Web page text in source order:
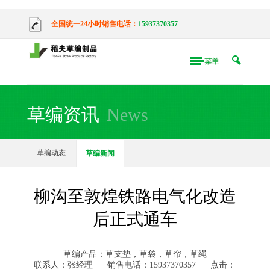
全国统一24小时销售电话： 15937370357
草编资讯 News
草编动态 草编新闻
柳沟至敦煌铁路电气化改造
后正式通车
草编产品：草支垫，草袋，草帘，草绳
联系人：张经理
销售电话：15937370357
点击：